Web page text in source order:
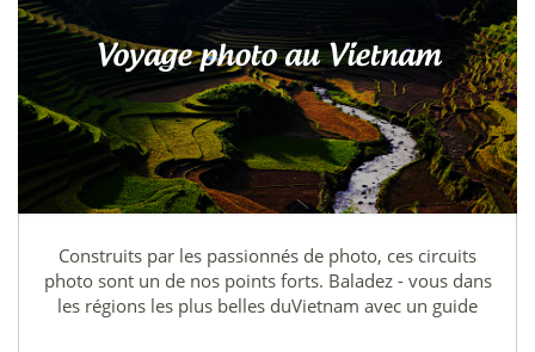
Voyage photo au Vietnam
Construits par les passionnés de photo, ces circuits
photo sont un de nos points forts. Baladez - vous dans
les régions les plus belles duVietnam avec un guide